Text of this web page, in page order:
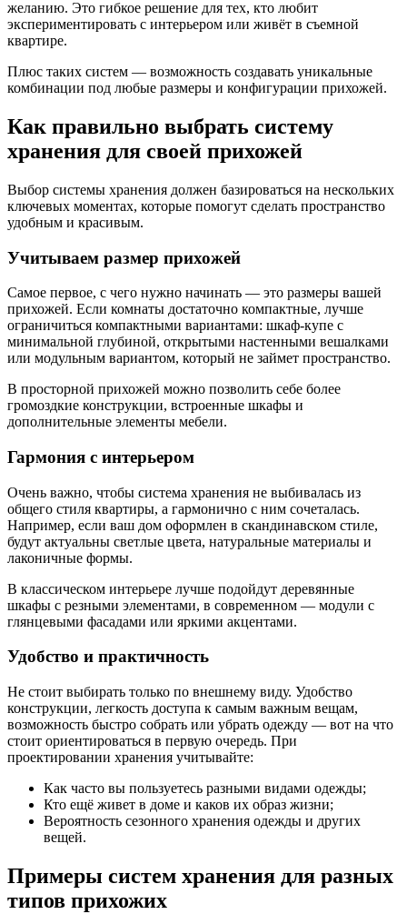
желанию. Это гибкое решение для тех, кто любит
экспериментировать с интерьером или живёт в съемной
квартире.
Плюс таких систем — возможность создавать уникальные
комбинации под любые размеры и конфигурации прихожей.
Как правильно выбрать систему
хранения для своей прихожей
Выбор системы хранения должен базироваться на нескольких
ключевых моментах, которые помогут сделать пространство
удобным и красивым.
Учитываем размер прихожей
Самое первое, с чего нужно начинать — это размеры вашей
прихожей. Если комнаты достаточно компактные, лучше
ограничиться компактными вариантами: шкаф-купе с
минимальной глубиной, открытыми настенными вешалками
или модульным вариантом, который не займет пространство.
В просторной прихожей можно позволить себе более
громоздкие конструкции, встроенные шкафы и
дополнительные элементы мебели.
Гармония с интерьером
Очень важно, чтобы система хранения не выбивалась из
общего стиля квартиры, а гармонично с ним сочеталась.
Например, если ваш дом оформлен в скандинавском стиле,
будут актуальны светлые цвета, натуральные материалы и
лаконичные формы.
В классическом интерьере лучше подойдут деревянные
шкафы с резными элементами, в современном — модули с
глянцевыми фасадами или яркими акцентами.
Удобство и практичность
Не стоит выбирать только по внешнему виду. Удобство
конструкции, легкость доступа к самым важным вещам,
возможность быстро собрать или убрать одежду — вот на что
стоит ориентироваться в первую очередь. При
проектировании хранения учитывайте:
Как часто вы пользуетесь разными видами одежды;
Кто ещё живет в доме и каков их образ жизни;
Вероятность сезонного хранения одежды и других
вещей.
Примеры систем хранения для разных
типов прихожих